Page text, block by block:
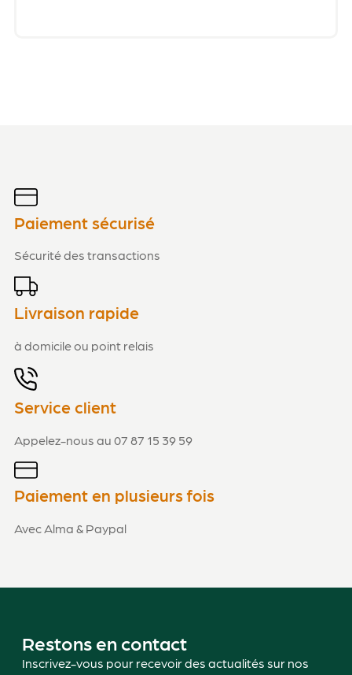
Paiement sécurisé
Sécurité des transactions
Livraison rapide
à domicile ou point relais
Service client
Appelez-nous au 07 87 15 39 59
Paiement en plusieurs fois
Avec Alma & Paypal
Restons en contact
Inscrivez-vous pour recevoir des actualités sur nos